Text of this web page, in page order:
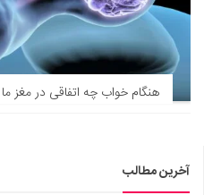
هنگام خواب چه اتفاقی در مغز
آخرین مطالب